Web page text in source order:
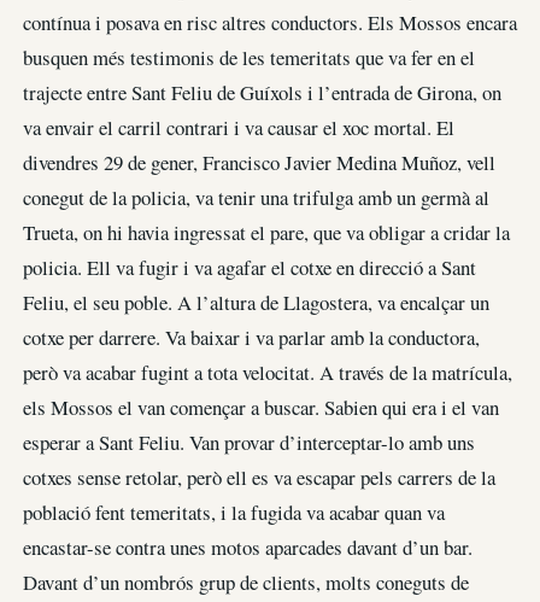
contínua i posava en risc altres conductors. Els Mossos encara
busquen més testimonis de les temeritats que va fer en el
trajecte entre Sant Feliu de Guíxols i l’entrada de Girona, on
va envair el carril contrari i va causar el xoc mortal. El
divendres 29 de gener, Francisco Javier Medina Muñoz, vell
conegut de la policia, va tenir una trifulga amb un germà al
Trueta, on hi havia ingressat el pare, que va obligar a cridar la
policia. Ell va fugir i va agafar el cotxe en direcció a Sant
Feliu, el seu poble. A l’altura de Llagostera, va encalçar un
cotxe per darrere. Va baixar i va parlar amb la conductora,
però va acabar fugint a tota velocitat. A través de la matrícula,
els Mossos el van començar a buscar. Sabien qui era i el van
esperar a Sant Feliu. Van provar d’interceptar-lo amb uns
cotxes sense retolar, però ell es va escapar pels carrers de la
població fent temeritats, i la fugida va acabar quan va
encastar-se contra unes motos aparcades davant d’un bar.
Davant d’un nombrós grup de clients, molts coneguts de